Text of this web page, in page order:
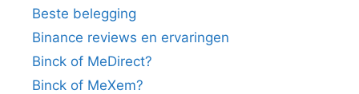
Beste belegging
Binance reviews en ervaringen
Binck of MeDirect?
Binck of MeXem?